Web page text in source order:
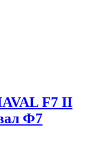
F7 II
Ф7